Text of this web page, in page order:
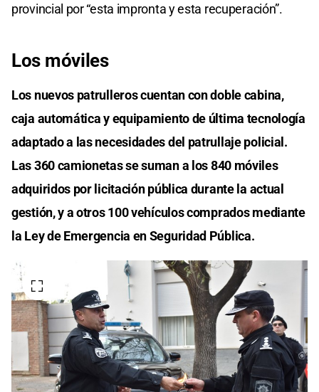
provincial por “esta impronta y esta recuperación”.
Los móviles
Los nuevos patrulleros cuentan con doble cabina,
caja automática y equipamiento de última tecnología
adaptado a las necesidades del patrullaje policial.
Las 360 camionetas se suman a los 840 móviles
adquiridos por licitación pública durante la actual
gestión, y a otros 100 vehículos comprados mediante
la Ley de Emergencia en Seguridad Pública.